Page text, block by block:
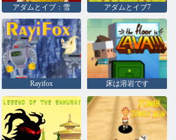
アダムとイブ：雪 アダムとイブ7
Rayifox 床は溶岩です